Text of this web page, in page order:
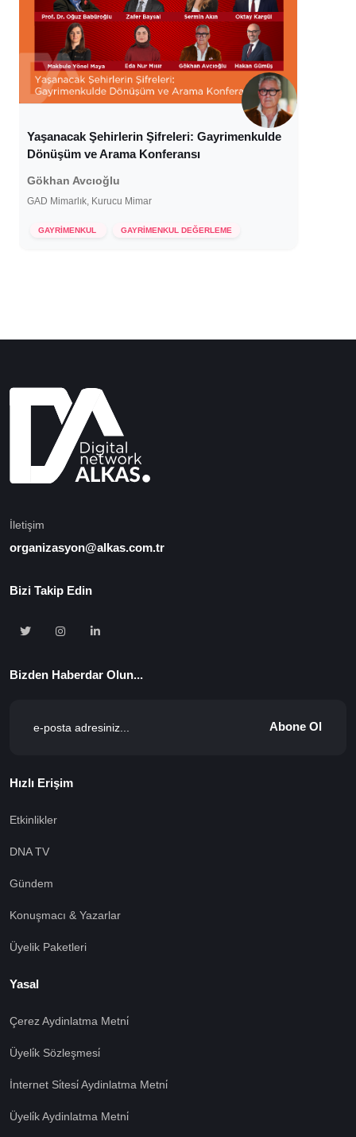
Yaşanacak Şehirlerin Şifreleri: Gayrimenkulde
Dönüşüm ve Arama Konferansı
Gökhan Avcıoğlu
GAD Mimarlık, Kurucu Mimar
GAYRİMENKUL GAYRİMENKUL DEĞERLEME
İletişim
organizasyon@alkas.com.tr
Bizi Takip Edin
Bizden Haberdar Olun...
Abone Ol
Hızlı Erişim
Etkinlikler
DNA TV
Gündem
Konuşmacı & Yazarlar
Üyelik Paketleri
Yasal
Çerez Aydinlatma Metni̇
Üyeli̇k Sözleşmesi̇
İnternet Si̇tesi̇ Aydinlatma Metni̇
Üyeli̇k Aydinlatma Metni̇